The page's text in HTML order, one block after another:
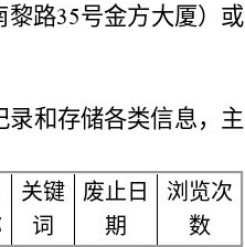
黎路35号金方大厦）或
和存储各类信息，主
关键
词
废止日
期
浏览次
数